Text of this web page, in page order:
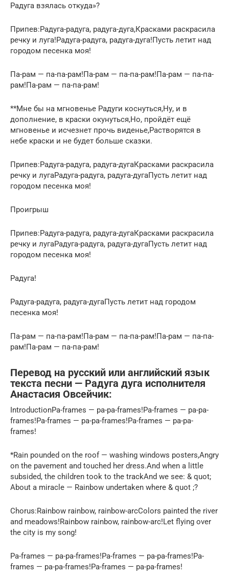
Радуга взялась откуда»?
Припев:Радуга-радуга, радуга-дуга,Красками раскрасила
речку и луга!Радуга-радуга, радуга-дуга!Пусть летит над
городом песенка моя!
Па-рам — па-па-рам!Па-рам — па-па-рам!Па-рам — па-па-
рам!Па-рам — па-па-рам!
**Мне бы на мгновенье Радуги коснуться,Ну, и в
дополнение, в краски окунуться,Но, пройдёт ещё
мгновенье и исчезнет прочь виденье,Растворятся в
небе краски и не будет больше сказки.
Припев:Радуга-радуга, радуга-дугаКрасками раскрасила
речку и лугаРадуга-радуга, радуга-дугаПусть летит над
городом песенка моя!
Проигрыш
Припев:Радуга-радуга, радуга-дугаКрасками раскрасила
речку и лугаРадуга-радуга, радуга-дугаПусть летит над
городом песенка моя!
Радуга!
Радуга-радуга, радуга-дугаПусть летит над городом
песенка моя!
Па-рам — па-па-рам!Па-рам — па-па-рам!Па-рам — па-па-
рам!Па-рам — па-па-рам!
Перевод на русский или английский язык
текста песни — Радуга дуга исполнителя
Анастасия Овсейчик:
IntroductionPa-frames — pa-pa-frames!Pa-frames — pa-pa-
frames!Pa-frames — pa-pa-frames!Pa-frames — pa-pa-
frames!
*Rain pounded on the roof — washing windows posters,Angry
on the pavement and touched her dress.And when a little
subsided, the children took to the trackAnd we see: & quot;
About a miracle — Rainbow undertaken where & quot ;?
Chorus:Rainbow rainbow, rainbow-arcColors painted the river
and meadows!Rainbow rainbow, rainbow-arc!Let flying over
the city is my song!
Pa-frames — pa-pa-frames!Pa-frames — pa-pa-frames!Pa-
frames — pa-pa-frames!Pa-frames — pa-pa-frames!